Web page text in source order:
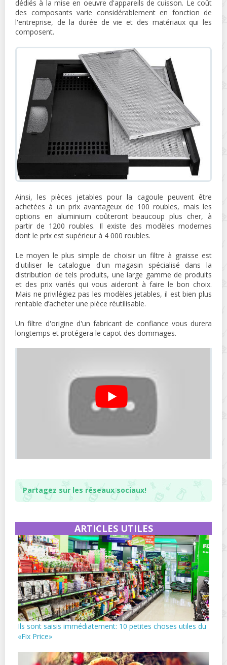
dédiés à la mise en oeuvre d'appareils de cuisson. Le coût
des composants varie considérablement en fonction de
l'entreprise, de la durée de vie et des matériaux qui les
composent.
Ainsi, les pièces jetables pour la cagoule peuvent être
achetées à un prix avantageux de 100 roubles, mais les
options en aluminium coûteront beaucoup plus cher, à
partir de 1200 roubles. Il existe des modèles modernes
dont le prix est supérieur à 4 000 roubles.
Le moyen le plus simple de choisir un filtre à graisse est
d'utiliser le catalogue d'un magasin spécialisé dans la
distribution de tels produits, une large gamme de produits
et des prix variés qui vous aideront à faire le bon choix.
Mais ne privilégiez pas les modèles jetables, il est bien plus
rentable d’acheter une pièce réutilisable.
Un filtre d'origine d'un fabricant de confiance vous durera
longtemps et protégera le capot des dommages.
Partagez sur les réseaux sociaux!
ARTICLES UTILES
Ils sont saisis immédiatement: 10 petites choses utiles du
«Fix Price»